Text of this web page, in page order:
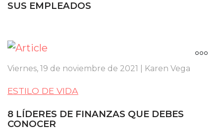
SUS EMPLEADOS
Viernes, 19 de noviembre de 2021 | Karen Vega
ESTILO DE VIDA
8 LÍDERES DE FINANZAS QUE DEBES
CONOCER